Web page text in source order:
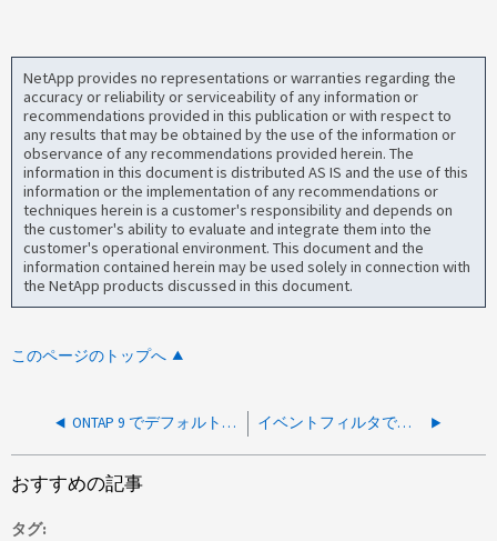
NetApp provides no representations or warranties regarding the
accuracy or reliability or serviceability of any information or
recommendations provided in this publication or with respect to
any results that may be obtained by the use of the information or
observance of any recommendations provided herein. The
information in this document is distributed AS IS and the use of this
information or the implementation of any recommendations or
techniques herein is a customer's responsibility and depends on
the customer's ability to evaluate and integrate them into the
customer's operational environment. This document and the
information contained herein may be used solely in connection with
the NetApp products discussed in this document.
このページのトップへ
ONTAP 9 でデフォルトゲートウェイ（ルート）を変更する方法 イベントフィルタでルールのフィルタタイプを変更する方法
おすすめの記事
タグ